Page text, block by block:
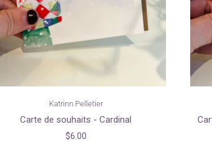
Katrinn Pelletier
Carte de souhaits - Cardinal
$6.00